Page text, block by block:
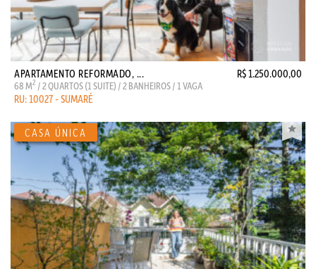
APARTAMENTO REFORMADO, ... R$ 1.250.000,00
68 M2 / 2 QUARTOS (1 SUITE) / 2 BANHEIROS / 1 VAGA
RU: 10027 - SUMARÉ